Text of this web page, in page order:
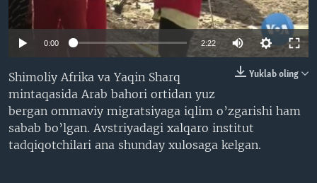
VIDEO
XABARLAR SURATLARDA
ODNOKLASSNIKI
TELEGRAM
SOUNDCLOUD
VOA
0:00 2:22
Yuklab oling
Shimoliy Afrika va Yaqin Sharq
mintaqasida Arab bahori ortidan yuz
bergan ommaviy migratsiyaga iqlim o’zgarishi ham
sabab bo’lgan. Avstriyadagi xalqaro institut
tadqiqotchilari ana shunday xulosaga kelgan.